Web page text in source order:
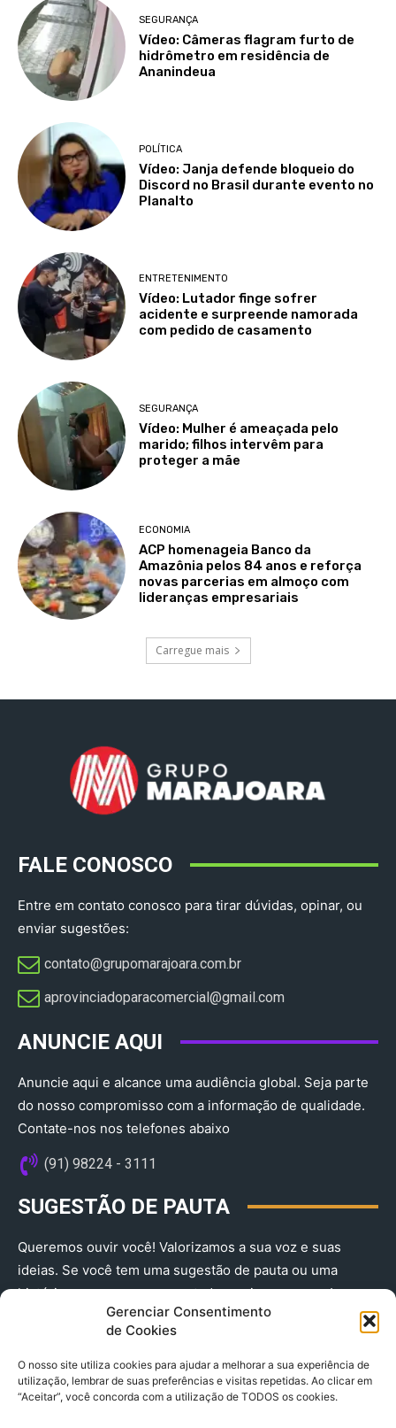
Gerenciar Consentimento
de Cookies
O nosso site utiliza cookies para ajudar a melhorar a sua experiência de
utilização, lembrar de suas preferências e visitas repetidas. Ao clicar em
“Aceitar”, você concorda com a utilização de TODOS os cookies.
SEGURANÇA
Vídeo: Câmeras flagram furto de
hidrômetro em residência de
Ananindeua
POLÍTICA
Vídeo: Janja defende bloqueio do
Discord no Brasil durante evento no
Planalto
ENTRETENIMENTO
Vídeo: Lutador finge sofrer
acidente e surpreende namorada
com pedido de casamento
SEGURANÇA
Vídeo: Mulher é ameaçada pelo
marido; filhos intervêm para
proteger a mãe
ECONOMIA
ACP homenageia Banco da
Amazônia pelos 84 anos e reforça
novas parcerias em almoço com
lideranças empresariais
Carregue mais
FALE CONOSCO
Entre em contato conosco para tirar dúvidas, opinar, ou
enviar sugestões:
contato@grupomarajoara.com.br
aprovinciadoparacomercial@gmail.com​
ANUNCIE AQUI
Anuncie aqui e alcance uma audiência global. Seja parte
do nosso compromisso com a informação de qualidade.
Contate-nos nos telefones abaixo
(91) 98224 - 3111
SUGESTÃO DE PAUTA
Queremos ouvir você! Valorizamos a sua voz e suas
ideias. Se você tem uma sugestão de pauta ou uma
história que merece ser contada, envie-nos agora!
(91) 98224 - 3111